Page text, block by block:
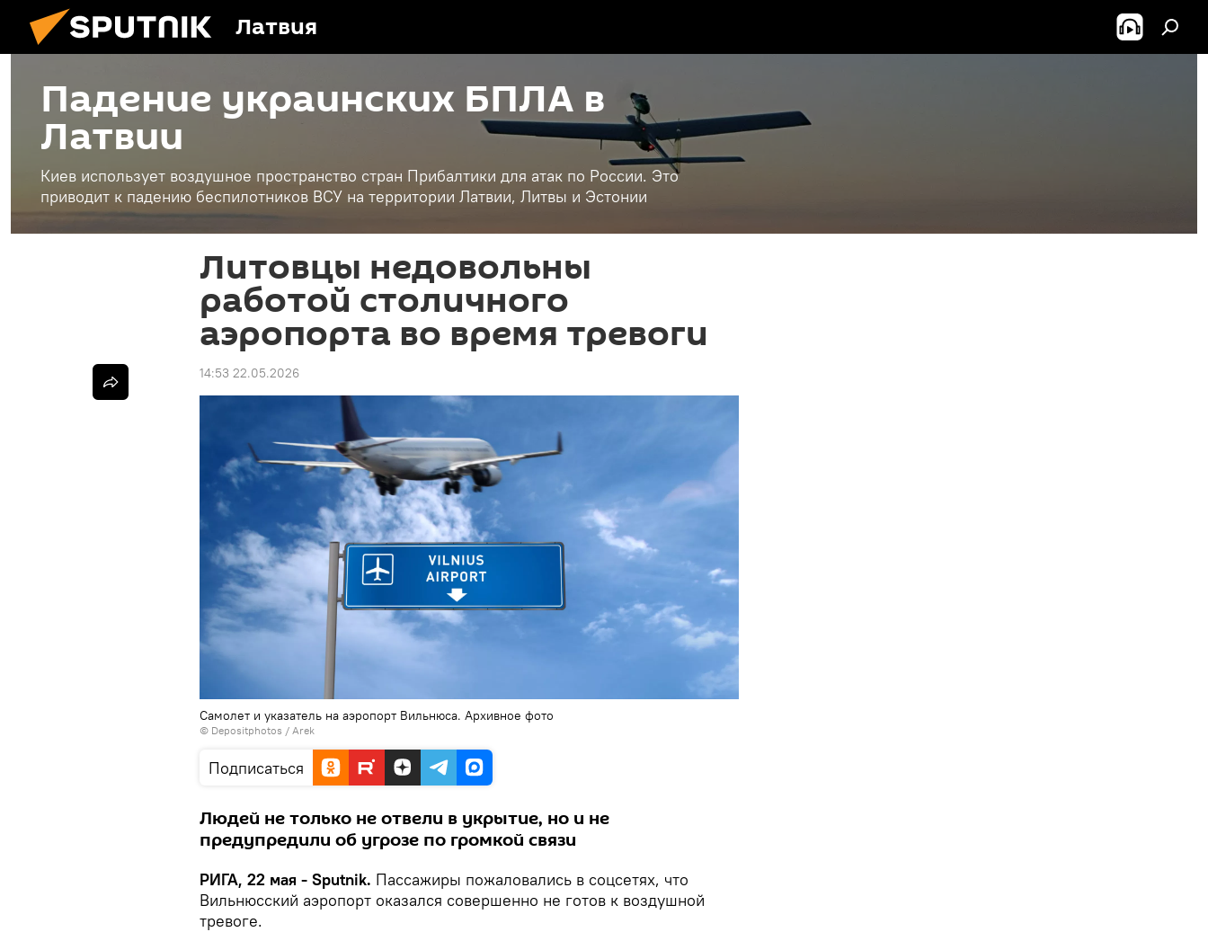
Латвия
Падение украинских БПЛА в
Латвии
Киев использует воздушное пространство стран Прибалтики для атак по России. Это
приводит к падению беспилотников ВСУ на территории Латвии, Литвы и Эстонии
Литовцы недовольны
работой столичного
аэропорта во время тревоги
14:53 22.05.2026
Самолет и указатель на аэропорт Вильнюса. Архивное фото
© Depositphotos / Arek
Подписаться
Людей не только не отвели в укрытие, но и не
предупредили об угрозе по громкой связи
РИГА, 22 мая - Sputnik. Пассажиры пожаловались в соцсетях, что
Вильнюсский аэропорт оказался совершенно не готов к воздушной
тревоге.